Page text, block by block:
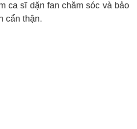
ca sĩ dặn fan chăm sóc và bảo
cẩn thận.